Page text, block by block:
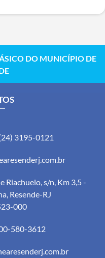
DO MUNICÍPIO DE
3195-0121
Riachuelo, s/n, Km 3,5 -
Resende-RJ
000
580-3612